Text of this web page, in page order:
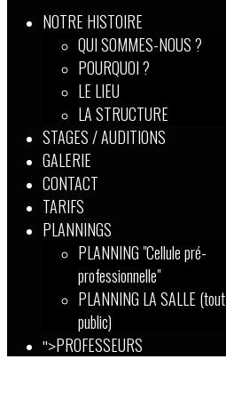
NOTRE HISTOIRE
QUI SOMMES-NOUS ?
POURQUOI ?
LE LIEU
LA STRUCTURE
STAGES / AUDITIONS
GALERIE
CONTACT
TARIFS
PLANNINGS
PLANNING "Cellule pré-
professionnelle"
PLANNING LA SALLE (tout
public)
">PROFESSEURS